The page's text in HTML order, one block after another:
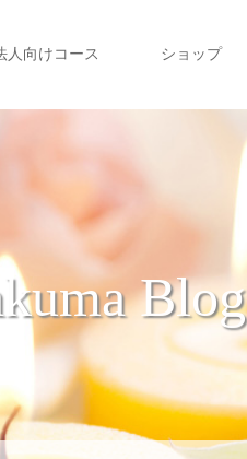
人向けコース ショップ
Blog